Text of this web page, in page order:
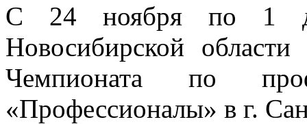
С 24 ноября по 1
Новосибирской
Чемпионата по
«Профессионалы» в г.